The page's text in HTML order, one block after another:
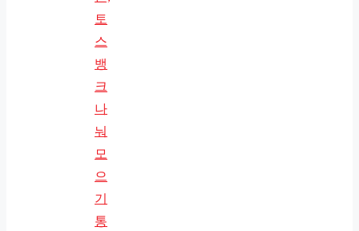
토
스
뱅
크
나
눠
모
으
기
통